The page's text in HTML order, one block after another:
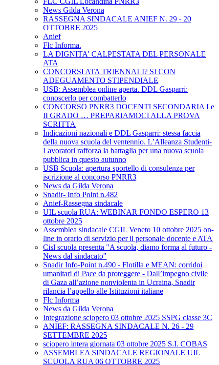
News Gilda Verona
RASSEGNA SINDACALE ANIEF N. 29 - 20
OTTOBRE 2025
Anief
Flc Informa.
LA DIGNITA' CALPESTATA DEL PERSONALE
ATA
CONCORSI ATA TRIENNALI? SI CON
ADEGUAMENTO STIPENDIALE
USB: Assemblea online aperta. DDL Gasparri:
conoscerlo per combatterlo
CONCORSO PNRR3 DOCENTI SECONDARIA I e
II GRADO … PREPARIAMOCI ALLA PROVA
SCRITTA
Indicazioni nazionali e DDL Gasparri: stessa faccia
della nuova scuola del ventennio. L’Alleanza Studenti-
Lavoratori rafforza la battaglia per una nuova scuola
pubblica in questo autunno
USB Scuola: apertura sportello di consulenza per
iscrizione al concorso PNRR3
News da Gilda Verona
Snadir- Info Point n.482
Anief-Rassegna sindacale
UIL scuola RUA: WEBINAR FONDO ESPERO 13
ottobre 2025
Assemblea sindacale CGIL Veneto 10 ottobre 2025 on-
line in orario di servizio per il personale docente e ATA
Cisl scuola presenta "A scuola, diamo forma al futuro -
News dal sindacato"
Snadir Info-Point n.490 - Flotilla e MEAN: corridoi
umanitari di Pace da proteggere - Dall’impegno civile
di Gaza all’azione nonviolenta in Ucraina, Snadir
rilancia l’appello alle Istituzioni italiane
Flc Informa
News da Gilda Verona
Integrazione sciopero 03 ottobre 2025 SSPG classe 3C
ANIEF: RASSEGNA SINDACALE N. 26 - 29
SETTEMBRE 2025
sciopero intera giornata 03 ottobre 2025 S.I. COBAS
ASSEMBLEA SINDACALE REGIONALE UIL
SCUOLA RUA 06 OTTOBRE 2025